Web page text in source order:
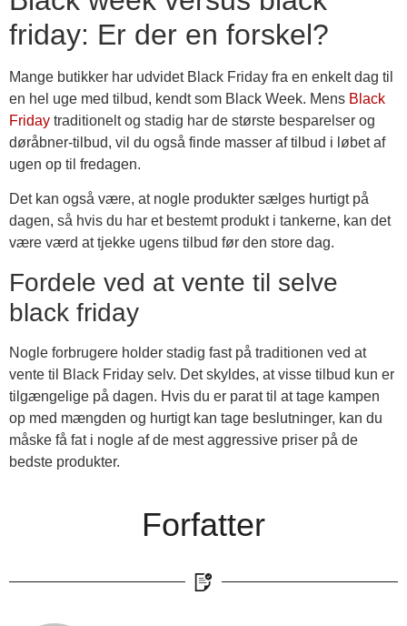
friday: Er der en forskel?
Mange butikker har udvidet Black Friday fra en enkelt dag til
en hel uge med tilbud, kendt som Black Week. Mens Black
Friday traditionelt og stadig har de største besparelser og
døråbner-tilbud, vil du også finde masser af tilbud i løbet af
ugen op til fredagen.
Det kan også være, at nogle produkter sælges hurtigt på
dagen, så hvis du har et bestemt produkt i tankerne, kan det
være værd at tjekke ugens tilbud før den store dag.
Fordele ved at vente til selve
black friday
Nogle forbrugere holder stadig fast på traditionen ved at
vente til Black Friday selv. Det skyldes, at visse tilbud kun er
tilgængelige på dagen. Hvis du er parat til at tage kampen
op med mængden og hurtigt kan tage beslutninger, kan du
måske få fat i nogle af de mest aggressive priser på de
bedste produkter.
Forfatter